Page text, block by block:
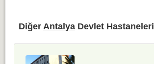
Diğer AntalyaDevlet Hastaneleri